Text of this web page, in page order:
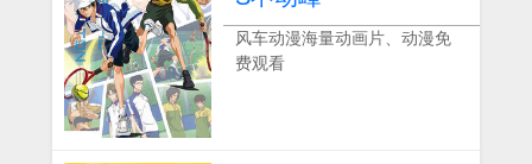
风车动漫海量动画片、动漫免
费观看